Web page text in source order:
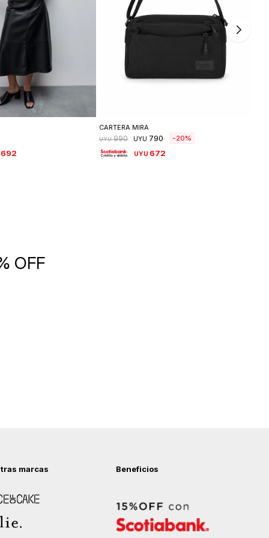
talle
CARTERA MIRA
UYU 990 UYU 790 20
UYU 672
marcas
of Cake
Beneficios
OFF